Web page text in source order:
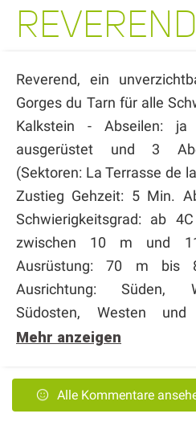
REVEREND
Reverend, ein
Gorges du Tarn für alle
Kalkstein - Abseilen:
ausgerüstet und 3
(Sektoren: La Terrasse de
Zustieg Gehzeit: 5 Min.
Schwierigkeitsgrad: ab
zwischen 10 m und
Ausrüstung: 70 m
Ausrichtung: Süden,
Südosten, Westen und
Mehr anzeigen
Alle Kommentare